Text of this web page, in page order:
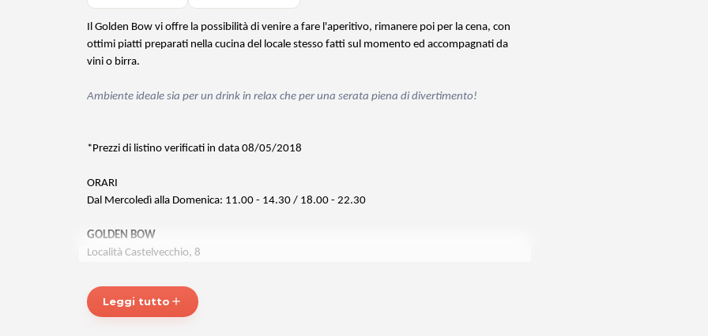
Il Golden Bow vi offre la possibilità di venire a fare l'aperitivo, rimanere poi per la cena, con
ottimi piatti preparati nella cucina del locale stesso fatti sul momento ed accompagnati da
vini o birra.
Ambiente ideale sia per un drink in relax che per una serata piena di divertimento!
*Prezzi di listino verificati in data 08/05/2018
ORARI
Dal Mercoledì alla Domenica: 11.00 - 14.30 / 18.00 - 22.30
GOLDEN BOW
Località Castelvecchio, 8
Tel. 3398879001
P.IVA 01187270317
Leggi tutto add